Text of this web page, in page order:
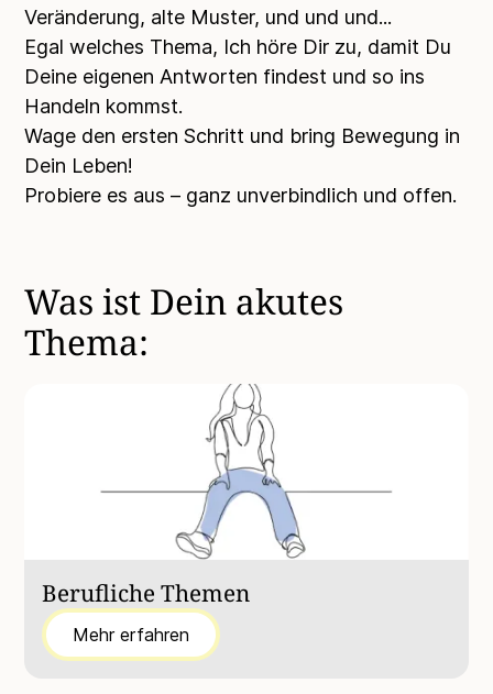
Veränderung, alte Muster, und und und...
Egal welches Thema, Ich höre Dir zu, damit Du
Deine eigenen Antworten findest und so ins
Handeln kommst.
Wage den ersten Schritt und bring Bewegung in
Dein Leben!
Probiere es aus – ganz unverbindlich und offen.
Was ist Dein akutes
Thema:
Berufliche Themen
Mehr erfahren